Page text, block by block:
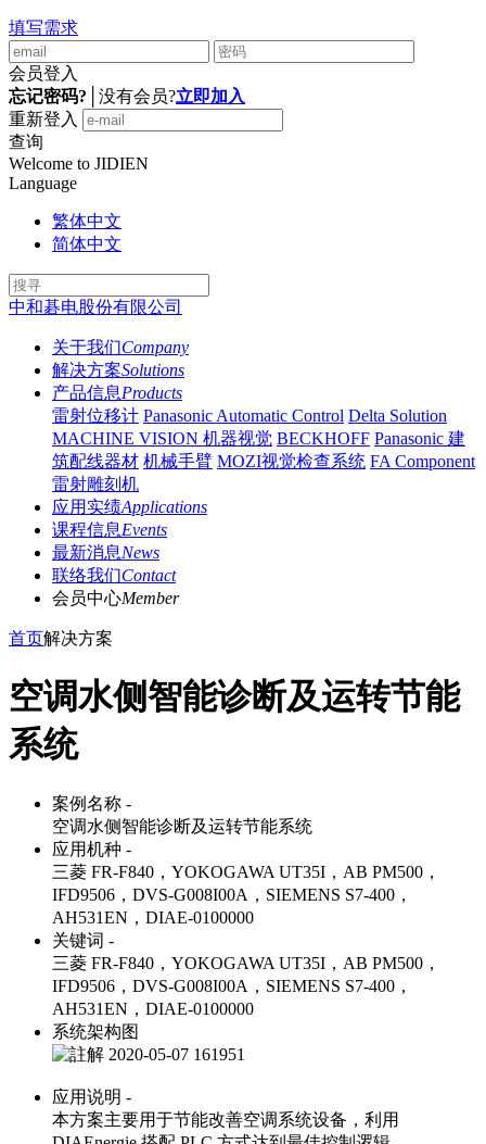
填写需求
会员登入
忘记密码?
没有会员?立即加入
重新登入
查询
Welcome to JIDIEN
Language
繁体中文
简体中文
中和碁电股份有限公司
关于我们Company
解决方案Solutions
产品信息Products
雷射位移计 Panasonic Automatic Control Delta Solution
MACHINE VISION 机器视觉 BECKHOFF Panasonic 建
筑配线器材 机械手臂 MOZI视觉检查系统 FA Component
雷射雕刻机
应用实绩Applications
课程信息Events
最新消息News
联络我们Contact
会员中心Member
首页解决方案
空调水侧智能诊断及运转节能
系统
案例名称 -
空调水侧智能诊断及运转节能系统
应用机种 -
三菱 FR-F840，YOKOGAWA UT35I，AB PM500，
IFD9506，DVS-G008I00A，SIEMENS S7-400，
AH531EN，DIAE-0100000
关键词 -
三菱 FR-F840，YOKOGAWA UT35I，AB PM500，
IFD9506，DVS-G008I00A，SIEMENS S7-400，
AH531EN，DIAE-0100000
系统架构图
应用说明 -
本方案主要用于节能改善空调系统设备，利用